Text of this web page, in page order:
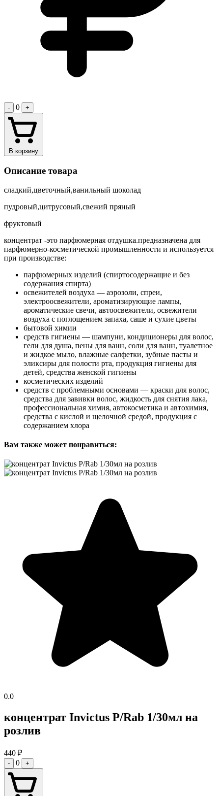
- 0 +
В корзину
Описание товара
сладкий,цветочный,ванильный шоколад
пудровый,цитрусовый,свежий пряный
фруктовый
концентрат -это парфюмерная отдушка.предназначена для
парфюмерно-косметической промышленности и используется
при производстве:
парфюмерных изделий (спиртосодержащие и без
содержания спирта)
освежителей воздуха — аэрозоли, спреи,
электроосвежители, ароматизирующие лампы,
ароматические свечи, автоосвежители, освежители
воздуха с поглощением запаха, саше и сухие цветы
бытовой химии
средств гигиены — шампуни, кондиционеры для волос,
гели для душа, пены для ванн, соли для ванн, туалетное
и жидкое мыло, влажные салфетки, зубные пасты и
эликсиры для полости рта, продукция гигиены для
детей, средства женской гигиены
косметических изделий
средств с проблемными основами — краски для волос,
средства для завивки волос, жидкость для снятия лака,
профессиональная химия, автокосметика и автохимия,
средства с кислой и щелочной средой, продукция с
содержанием хлора
Вам также может понравиться:
0.0
концентрат Invictus P/Rab 1/30мл на
розлив
440 ₽
- 0 +